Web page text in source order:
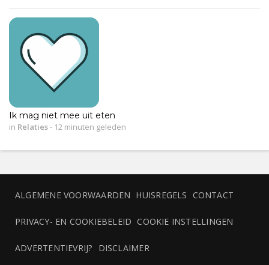
Ik mag niet mee uit eten
in Relaties- 12 minuten geleden
ALGEMENE VOORWAARDEN HUISREGELS CONTACT
PRIVACY- EN COOKIEBELEID COOKIE INSTELLINGEN
ADVERTENTIEVRIJ? DISCLAIMER